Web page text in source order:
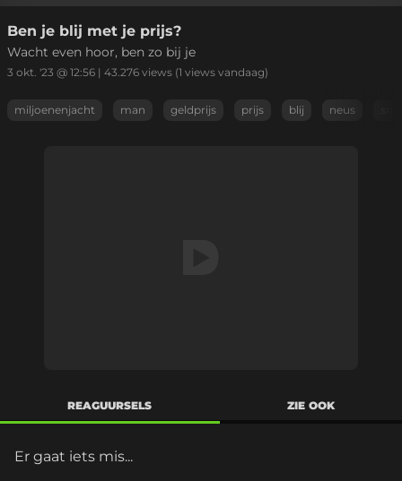
Link kopiëren
Ben je blij met je prijs?
Wacht even hoor, ben zo bij je
3 okt. '23 @ 12:56 | 43.276 views (1 views vandaag)
miljoenenjacht man geldprijs prijs blij neus
REAGUURSELS ZIE OOK
Er gaat iets mis...